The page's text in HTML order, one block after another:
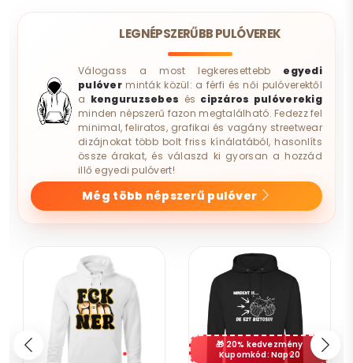
LEGNÉPSZERŰBB PULÓVEREK
Válogass a most legkeresettebb egyedi
pulóverminták közül: a férfi és női pulóverektől
a kenguruzsebes és cipzáros pulóverekig
minden népszerű fazon megtalálható. Fedezz fel
minimal, feliratos, grafikai és vagány streetwear
dizájnokat több bolt friss kínálatából, hasonlíts
össze árakat, és válaszd ki gyorsan a hozzád
illő egyedi pulóvert!
Még több népszerű pulóver
20% kedvezmény
Kupomkód: Nap20